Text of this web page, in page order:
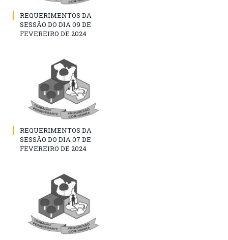
REQUERIMENTOS DA
SESSÃO DO DIA 09 DE
FEVEREIRO DE 2024
REQUERIMENTOS DA
SESSÃO DO DIA 07 DE
FEVEREIRO DE 2024